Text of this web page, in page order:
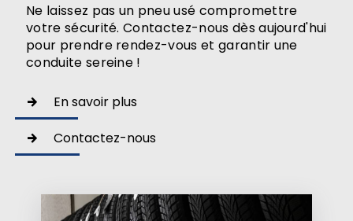
Ne laissez pas un pneu usé compromettre
votre sécurité. Contactez-nous dès aujourd'hui
pour prendre rendez-vous et garantir une
conduite sereine !
En savoir plus
Contactez-nous